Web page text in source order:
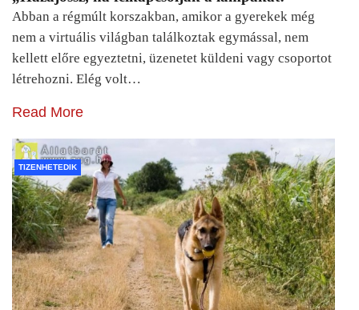
Abban a régmúlt korszakban, amikor a gyerekek még
nem a virtuális világban találkoztak egymással, nem
kellett előre egyeztetni, üzenetet küldeni vagy csoportot
létrehozni. Elég volt…
Read More
TIZENHETEDIK